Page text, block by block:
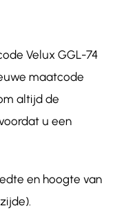
Velux GGL-74
maatcode
altijd de
u een
en hoogte van